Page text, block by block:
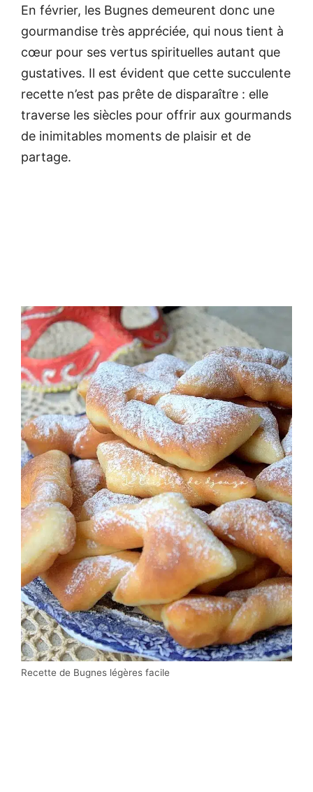
En février, les Bugnes demeurent donc une
gourmandise très appréciée, qui nous tient à
cœur pour ses vertus spirituelles autant que
gustatives. Il est évident que cette succulente
recette n’est pas prête de disparaître : elle
traverse les siècles pour offrir aux gourmands
de inimitables moments de plaisir et de
partage.
Recette de Bugnes légères facile